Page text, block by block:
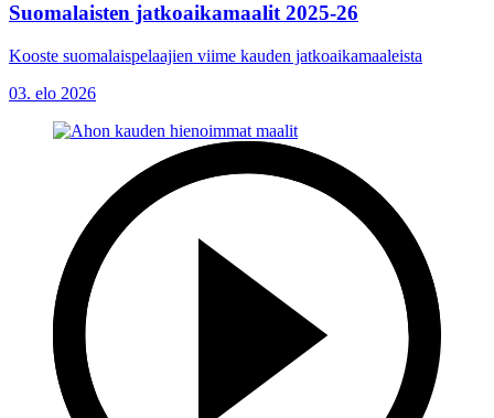
Suomalaisten jatkoaikamaalit 2025-26
Kooste suomalaispelaajien viime kauden jatkoaikamaaleista
03. elo 2026